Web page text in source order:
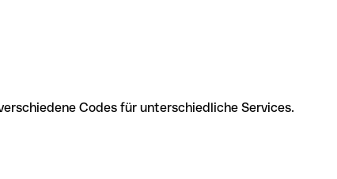
Codes für unterschiedliche Services.